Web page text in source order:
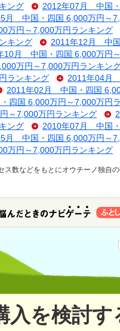
ング
2012年07月 中国
月 中国・四国 6,000万円～
万円～7,000万円ランキング
キング
2011年12月 中国
10月 中国・四国 6,000万円
万円～7,000万円ランキン
ランキング
2011年04月
2011年02月 中国・四国
四国 6,000万円～7,000万円
～7,000万円ランキング
ング
2010年07月 中国
月 中国・四国 6,000万円～
万円～7,000万円ランキング
数などをもとにオウチーノ独自
入を検討